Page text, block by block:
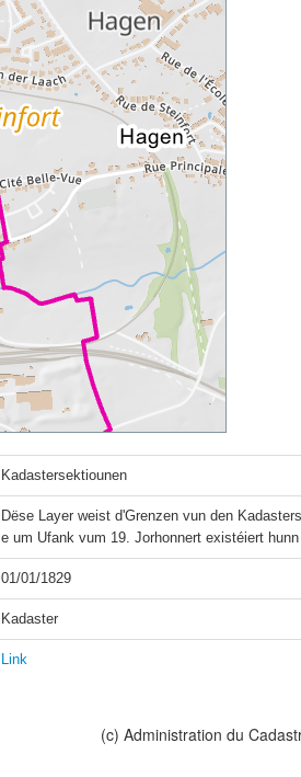
Kadastersektiounen
Dëse Layer weist d'Grenzen vun den
e um Ufank vum 19. Jorhonnert existéiert
01/01/1829
Kadaster
Link
(c) Administration du